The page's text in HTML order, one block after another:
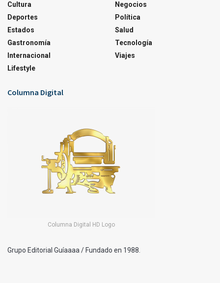
Cultura
Deportes
Estados
Gastronomía
Internacional
Lifestyle
Negocios
Política
Salud
Tecnología
Viajes
Columna Digital
Columna Digital HD Logo
Grupo Editorial Guíaaaa / Fundado en 1988.